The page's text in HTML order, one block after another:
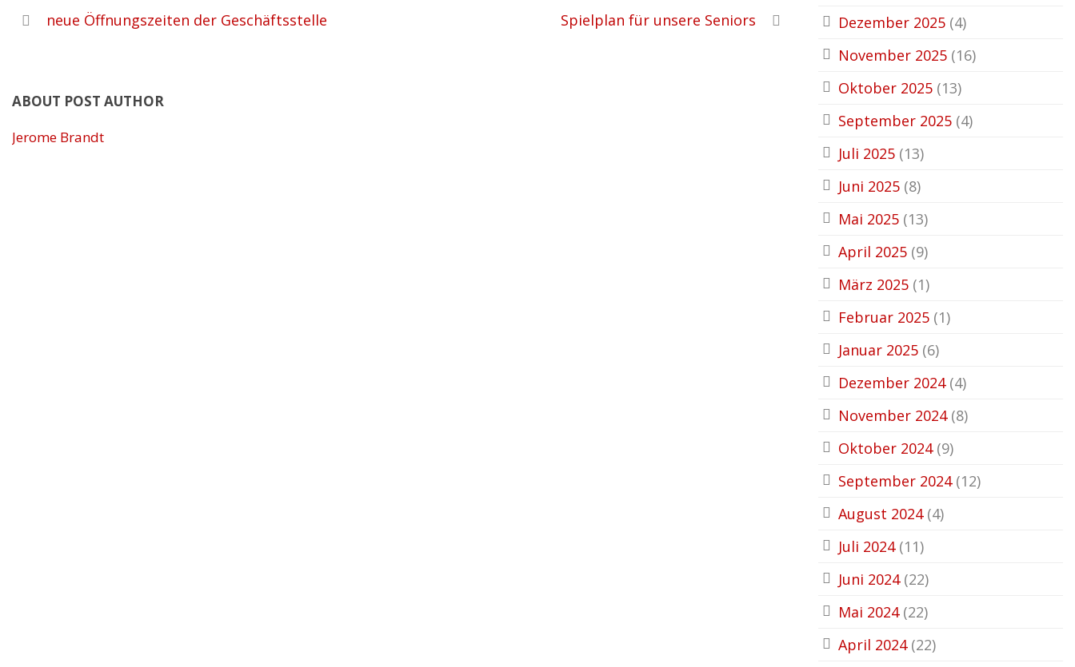
neue Öffnungszeiten der Geschäftsstelle Spielplan für unsere Seniors
ABOUT POST AUTHOR
Jerome Brandt
Dezember 2025 (4)
November 2025 (16)
Oktober 2025 (13)
September 2025 (4)
Juli 2025 (13)
Juni 2025 (8)
Mai 2025 (13)
April 2025 (9)
März 2025 (1)
Februar 2025 (1)
Januar 2025 (6)
Dezember 2024(4)
November 2024(8)
Oktober 2024(9)
September 2024(12)
August 2024(4)
Juli 2024(11)
Juni 2024(22)
Mai 2024(22)
April 2024(22)